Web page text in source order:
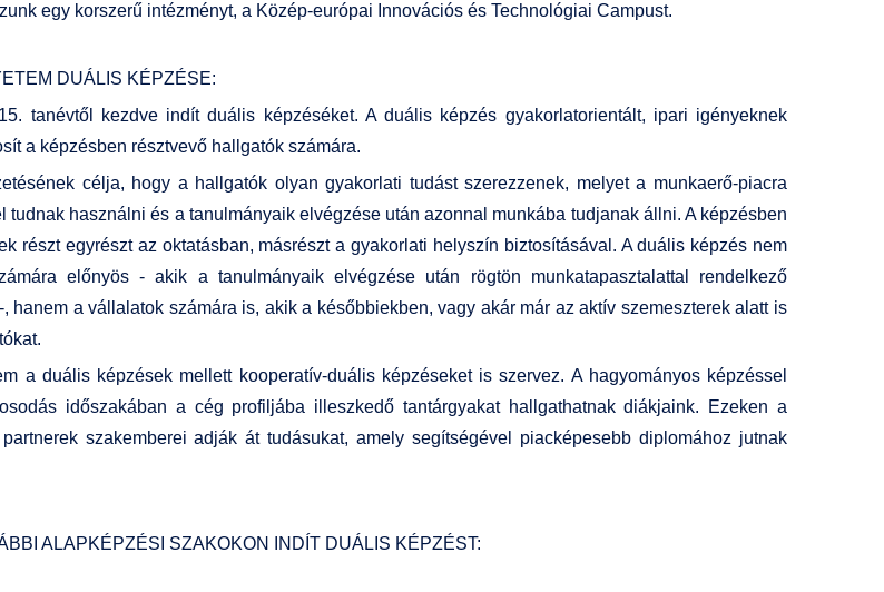
egy korszerű intézményt, a Közép-európai Innovációs és Technológiai Campust.
DUÁLIS KÉPZÉSE:
tanévtől kezdve indít duális képzéséket. A duális képzés gyakorlatorientált, ipari igényeknek
a képzésben résztvevő hallgatók számára.
célja, hogy a hallgatók olyan gyakorlati tudást szerezzenek, melyet a munkaerő-piacra
tudnak használni és a tanulmányaik elvégzése után azonnal munkába tudjanak állni. A képzésben
részt egyrészt az oktatásban, másrészt a gyakorlati helyszín biztosításával. A duális képzés nem
előnyös - akik a tanulmányaik elvégzése után rögtön munkatapasztalattal rendelkező
hanem a vállalatok számára is, akik a későbbiekben, vagy akár már az aktív szemeszterek alatt is
a duális képzések mellett kooperatív-duális képzéseket is szervez. A hagyományos képzéssel
időszakában a cég profiljába illeszkedő tantárgyakat hallgathatnak diákjaink. Ezeken a
szakemberei adják át tudásukat, amely segítségével piacképesebb diplomához jutnak
ALAPKÉPZÉSI SZAKOKON INDÍT DUÁLIS KÉPZÉST: